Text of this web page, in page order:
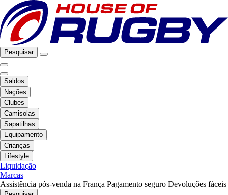
Pesquisar
Saldos
Nações
Clubes
Camisolas
Sapatilhas
Equipamento
Crianças
Lifestyle
Liquidação
Marcas
Assistência pós-venda na França Pagamento seguro Devoluções fáceis